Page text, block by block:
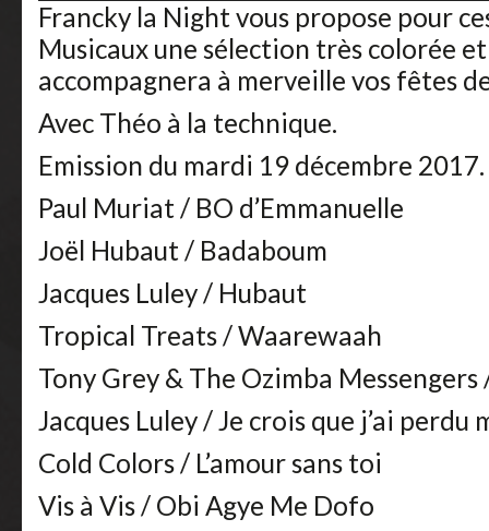
Francky la Night vous propose pour
Musicaux une sélection très colorée
accompagnera à merveille vos fêtes
Avec Théo à la technique.
Emission du mardi 19 décembre 2017.
Paul Muriat / BO d’Emmanuelle
Joël Hubaut / Badaboum
Jacques Luley / Hubaut
Tropical Treats / Waarewaah
Tony Grey & The Ozimba Messengers
Jacques Luley / Je crois que j’ai perdu
Cold Colors / L’amour sans toi
Vis à Vis / Obi Agye Me Dofo